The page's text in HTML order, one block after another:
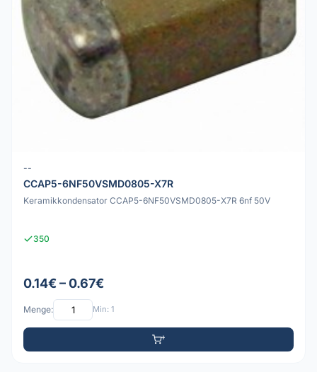
--
CCAP5-6NF50VSMD0805-X7R
Keramikkondensator CCAP5-6NF50VSMD0805-X7R 6nf 50V
350
0.14€ – 0.67€
Menge: Min: 1